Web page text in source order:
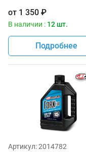
Maxima 1 литр
от 1 350 ₽
В наличии : 12 шт.
Подробнее
Артикул:2014782